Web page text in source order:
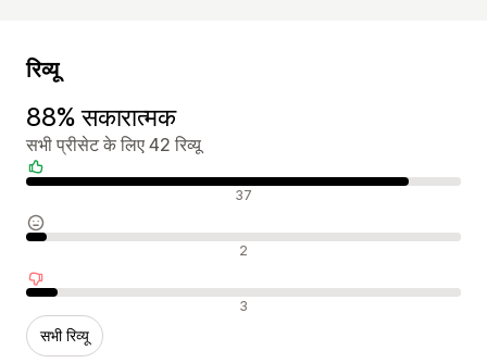
रिव्यू
88% सकारात्मक
सभी प्रीसेट के लिए 42 रिव्यू
सकारात्मक रिव्यू 37
न्यूट्रल रिव्यू 2
नकारात्मक रिव्यू 3
सभी रिव्यू